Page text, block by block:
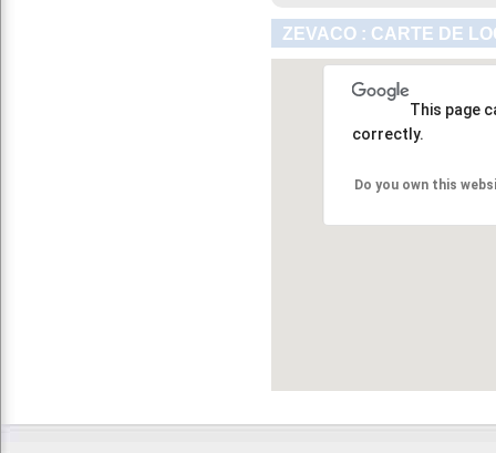
ZEVACO : CARTE DE
This page
correctly.
Do you own this